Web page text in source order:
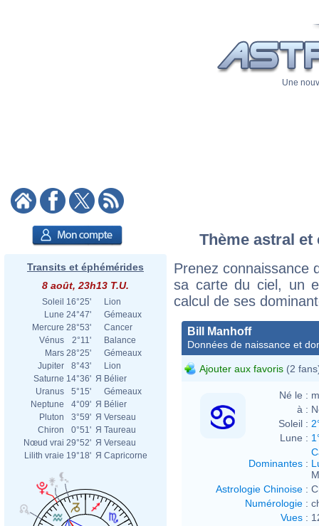
Une
Transits et éphémérides
8 août, 23h13 T.U.
Soleil 16°25'
Lion
Lune 24°47'
Gémeaux
Mercure 28°53'
Cancer
Vénus
2°11'
Balance
Mars 28°25'
Gémeaux
Jupiter
8°43'
Lion
Saturne 14°36' Я Bélier
Uranus
5°15'
Gémeaux
Neptune
4°09' Я Bélier
Pluton
3°59' Я Verseau
Chiron
0°51' Я Taureau
Nœud vrai 29°52' Я Verseau
Lilith vraie 19°18' Я Capricorne
Thème astral
Prenez connaissance
sa carte du ciel, un
calcul de ses
Bill Manhoff
Données de naissance et
Ajouter aux favoris (2
Né le :
à :
Soleil :
Lune :
Dominantes :
Astrologie Chinoise :
Numérologie :
Vues :